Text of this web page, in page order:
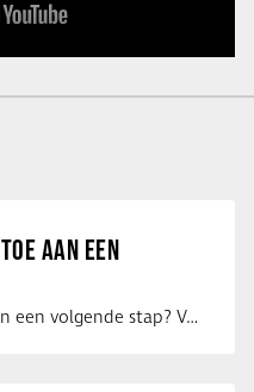
AAN EEN
Ben jij optometrist en toe aan een volgende stap? Voor een optiekketen is Eye …